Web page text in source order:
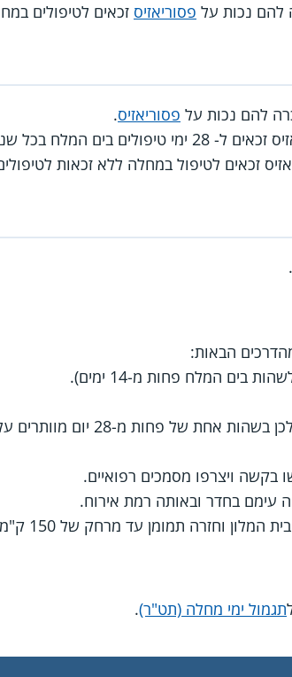
להם נכות על פסוריאזיס זכאים לטיפולים
להם נכות על פסוריאזיס.
מ-28 יום מוותרים על יתרת הימים.
בקשה ויצרפו מסמכים רפואיים.
עימם בחדר ובאותה רמת אירוח.
וחזרה תמומן עד מרחק של 150 ק"מ בכל כיוון.
תגמול ימי מחלה (תט"ר).